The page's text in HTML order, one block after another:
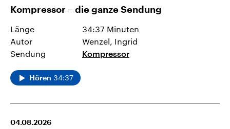
Kompressor – die ganze Sendung
Länge
34:37 Minuten
Autor
Wenzel, Ingrid
Sendung
Kompressor
Hören 34:37
04.08.2026